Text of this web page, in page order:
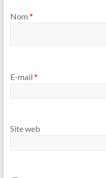
Nom *
E-mail *
Site web